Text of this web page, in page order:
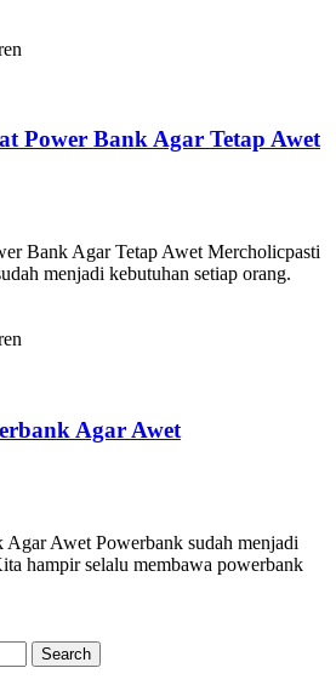
Power Bank Agar Tetap Awet
Bank Agar Tetap Awet Mercholicpasti
menjadi kebutuhan setiap orang.
Agar Awet
Awet Powerbank sudah menjadi
hampir selalu membawa powerbank
Search